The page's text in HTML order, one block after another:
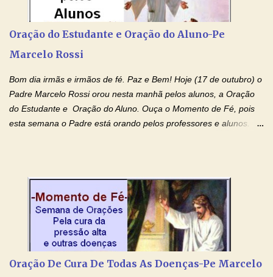
Tocai, Cura! E Restaura! "Jesus, no poder de Seu Nome, peço
gerações, através de todas as raízes da minha árvore
genealógica. Que o Sangue de Jesus, purificador e vivificante,
Oração do Estudante e Oração do Aluno-Pe
Marcelo Rossi
Bom dia irmãs e irmãos de fé. Paz e Bem! Hoje (17 de outubro) o
Padre Marcelo Rossi orou nesta manhã pelos alunos, a Oração
do Estudante e Oração do Aluno. Ouça o Momento de Fé, pois
esta semana o Padre está orando pelos professores e alunos.
intelectualmente e espiritualmente para o dia da prova. Confie no
amor Ágape de Jesus e no amor materno de Nossa Senhora.
Fique com a paz de Jesus e o amor de Maria! Adriana-Devoção e
Fé Oração do Estudante I Senhor, eu sou estudante, e por sinal,
inteligente. Prova isto é o fato de eu estar aqui, conversando com
de estudar. Mas, como o Senhor sabe, a vida de estudante nem
Oração De Cura De Todas As Doenças-Pe Marcelo